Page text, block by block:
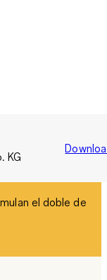
KG
el doble de